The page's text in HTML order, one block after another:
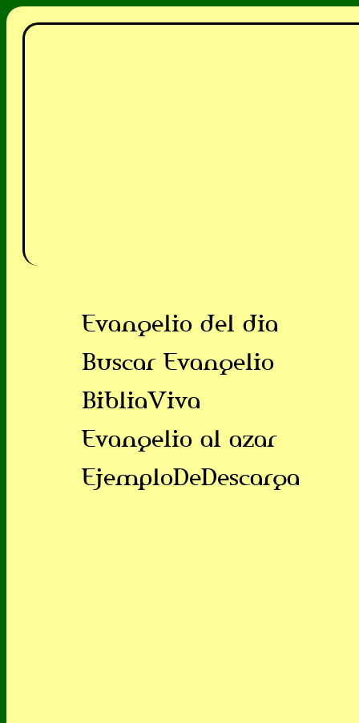
Evangelio del dia
Buscar Evangelio
BibliaViva
Evangelio al azar
EjemploDeDescarga